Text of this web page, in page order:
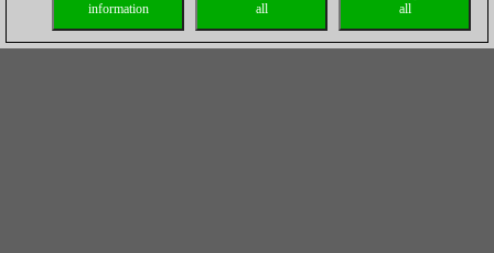
all
all
information